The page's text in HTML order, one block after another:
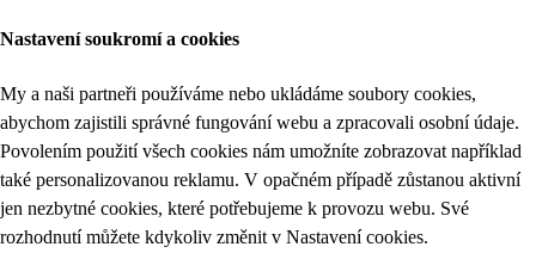
Nastavení soukromí a cookies
My a naši partneři používáme nebo ukládáme soubory cookies,
abychom zajistili správné fungování webu a zpracovali osobní údaje.
Povolením použití všech cookies nám umožníte zobrazovat například
také personalizovanou reklamu. V opačném případě zůstanou aktivní
jen nezbytné cookies, které potřebujeme k provozu webu. Své
rozhodnutí můžete kdykoliv změnit v Nastavení cookies.